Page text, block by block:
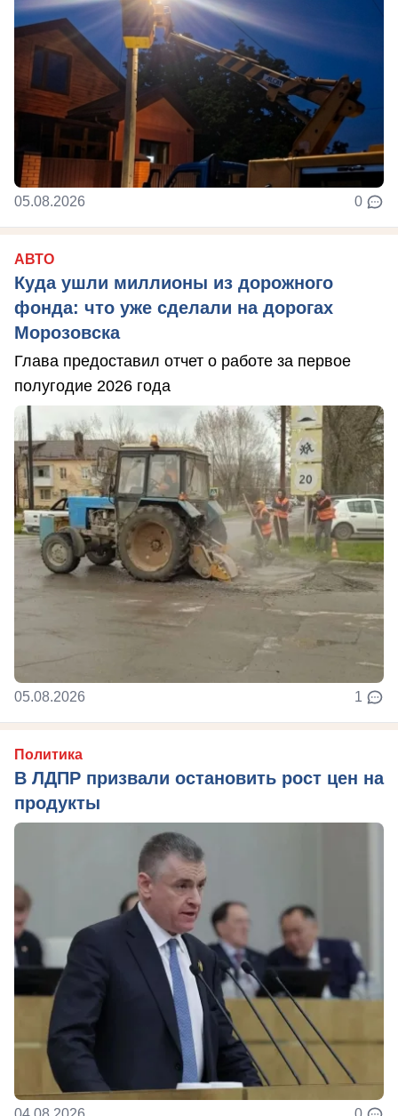
05.08.2026 0
АВТО
Куда ушли миллионы из дорожного
фонда: что уже сделали на дорогах
Морозовска
Глава предоставил отчет о работе за первое
полугодие 2026 года
05.08.2026 1
Политика
В ЛДПР призвали остановить рост цен на
продукты